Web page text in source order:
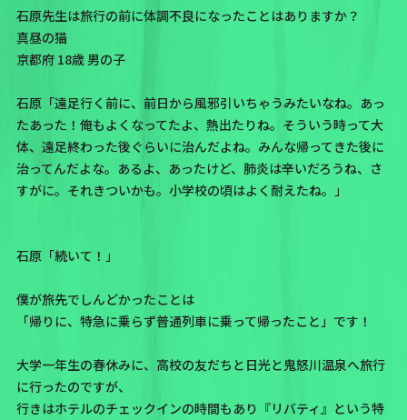
石原先生は旅行の前に体調不良になったことはありますか？
真昼の猫
京都府 18歳 男の子
石原「遠足行く前に、前日から風邪引いちゃうみたいなね。あっ
たあった！俺もよくなってたよ、熱出たりね。そういう時って大
体、遠足終わった後ぐらいに治んだよね。みんな帰ってきた後に
治ってんだよな。あるよ、あったけど、肺炎は辛いだろうね、さ
すがに。それきついかも。小学校の頃はよく耐えたね。」
石原「続いて！」
僕が旅先でしんどかったことは
「帰りに、特急に乗らず普通列車に乗って帰ったこと」です！
大学一年生の春休みに、高校の友だちと日光と鬼怒川温泉へ旅行
に行ったのですが、
行きはホテルのチェックインの時間もあり『リバティ』という特